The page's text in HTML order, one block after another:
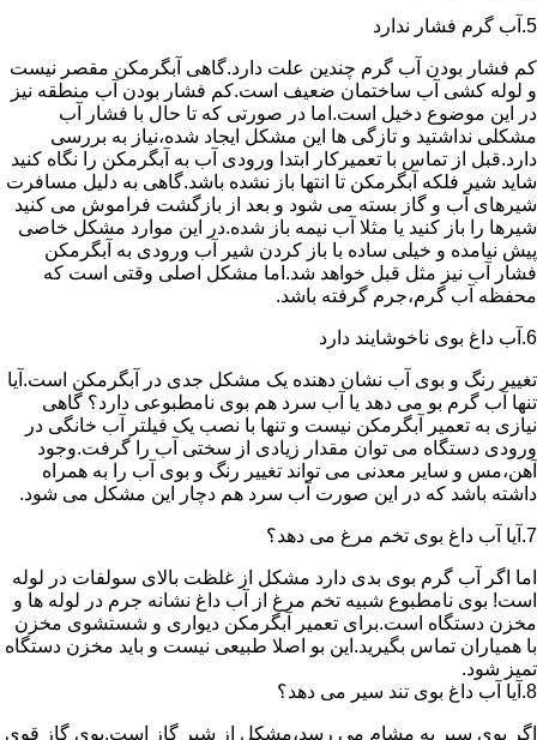
5.آب گرم فشار ندارد
کم فشار بودن آب گرم چندین علت دارد.گاهی آبگرمکن مقصر نیست
و لوله کشی آب ساختمان ضعیف است.کم فشار بودن آب منطقه نیز
در این موضوع دخیل است.اما در صورتی که تا حال با فشار آب
مشکلی نداشتید و تازگی ها این مشکل ایجاد شده،نیاز به بررسی
دارد.قبل از تماس با تعمیرکار ابتدا ورودی آب به آبگرمکن را نگاه کنید
شاید شیر فلکه آبگرمکن تا انتها باز نشده باشد.گاهی به دلیل مسافرت
شیرهای آب و گاز بسته می شود و بعد از بازگشت فراموش می کنید
شیرها را باز کنید یا مثلا آب نیمه باز شده.در این موارد مشکل خاصی
پیش نیامده و خیلی ساده با باز کردن شیر آب ورودی به آبگرمکن
فشار آب نیز مثل قبل خواهد شد.اما مشکل اصلی وقتی است که
محفظه آب گرم،جرم گرفته باشد.
6.آب داغ بوی ناخوشایند دارد
تغییر رنگ و بوی آب نشان دهنده یک مشکل جدی در آبگرمکن است.آیا
تنها آب گرم بو می دهد یا آب سرد هم بوی نامطبوعی دارد؟ گاهی
نیازی به تعمیر آبگرمکن نیست و تنها با نصب یک فیلتر آب خانگی در
ورودی دستگاه می توان مقدار زیادی از سختی آب را گرفت.وجود
آهن،مس و سایر معدنی می تواند تغییر رنگ و بوی آب را به همراه
داشته باشد که در این صورت آب سرد هم دچار این مشکل می شود.
7.آیا آب داغ بوی تخم مرغ می دهد؟
اما اگر آب گرم بوی بدی دارد مشکل از غلظت بالای سولفات در لوله
است! بوی نامطبوع شبیه تخم مرغ از آب داغ نشانه جرم در لوله ها و
مخزن دستگاه است.برای تعمیر آبگرمکن دیواری و شستشوی مخزن
با همیاران تماس بگیرید.این بو اصلا طبیعی نیست و باید مخزن دستگاه
تمیز شود.
8.آیا آب داغ بوی تند سیر می دهد؟
اگر بوی سیر به مشام می رسد،مشکل از شیر گاز است.بوی گاز قوی